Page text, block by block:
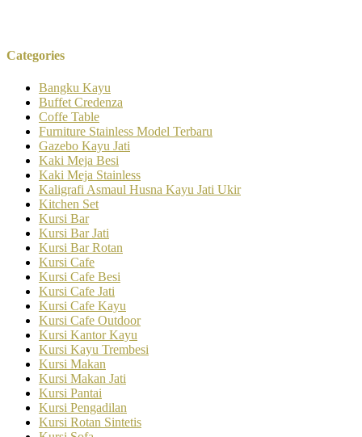
Categories
Bangku Kayu
Buffet Credenza
Coffe Table
Furniture Stainless Model Terbaru
Gazebo Kayu Jati
Kaki Meja Besi
Kaki Meja Stainless
Kaligrafi Asmaul Husna Kayu Jati Ukir
Kitchen Set
Kursi Bar
Kursi Bar Jati
Kursi Bar Rotan
Kursi Cafe
Kursi Cafe Besi
Kursi Cafe Jati
Kursi Cafe Kayu
Kursi Cafe Outdoor
Kursi Kantor Kayu
Kursi Kayu Trembesi
Kursi Makan
Kursi Makan Jati
Kursi Pantai
Kursi Pengadilan
Kursi Rotan Sintetis